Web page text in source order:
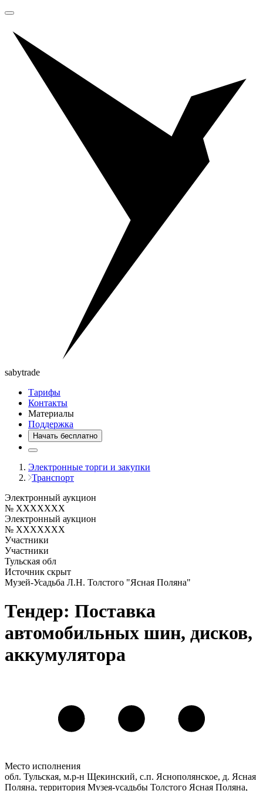
sabytrade
Тарифы
Контакты
Материалы
Поддержка
Начать бесплатно
Электронные торги и закупки
Транспорт
Электронный аукцион
№ XXXXXXX
Электронный аукцион
№ XXXXXXX
Участники
Участники
Тульская обл
Источник скрыт
Музей-Усадьба Л.Н. Толстого "Ясная Поляна"
Тендер: Поставка
автомобильных шин, дисков,
аккумулятора
Место исполнения
обл. Тульская, м.р-н Щекинский, с.п. Яснополянское, д. Ясная
Поляна, территория Музея-усадьбы Толстого Ясная Поляна,